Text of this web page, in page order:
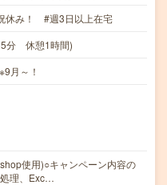
休み！ #週3日以上在宅
分 休憩1時間)
月～！
使用)○キャンペーン内容の
理、Exc…